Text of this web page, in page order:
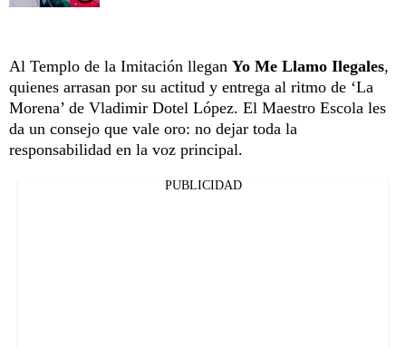
Al Templo de la Imitación llegan Yo Me Llamo Ilegales,
quienes arrasan por su actitud y entrega al ritmo de ‘La
Morena’ de Vladimir Dotel López. El Maestro Escola les
da un consejo que vale oro: no dejar toda la
responsabilidad en la voz principal.
PUBLICIDAD